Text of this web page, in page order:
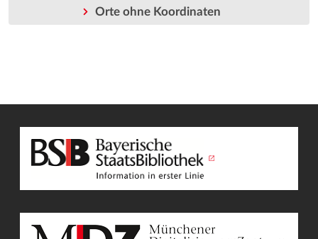
Orte ohne Koordinaten